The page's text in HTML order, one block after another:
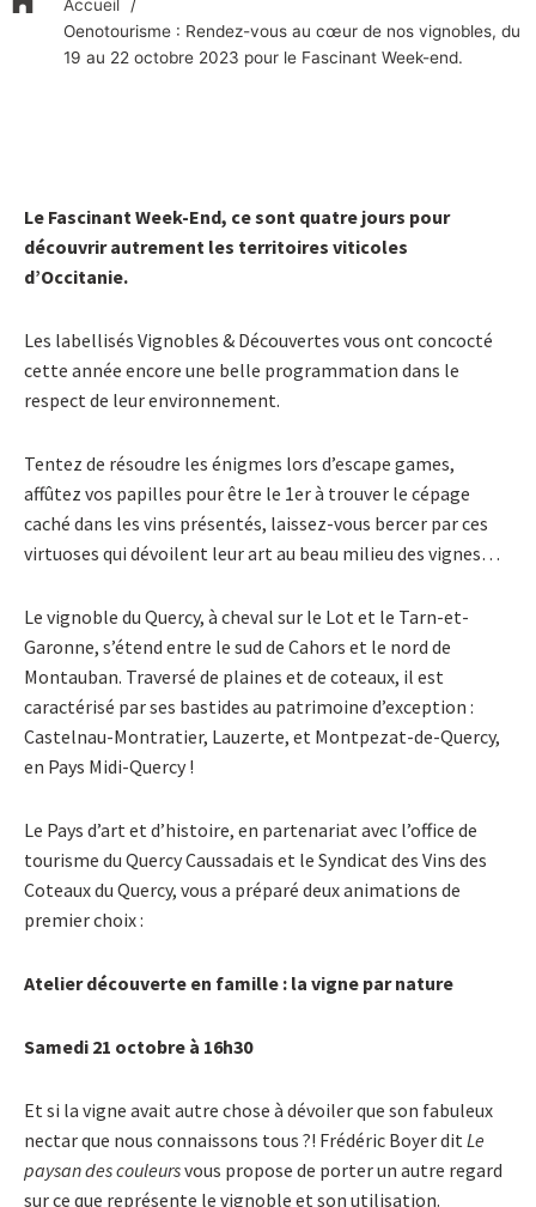
Accueil
Oenotourisme : Rendez-vous au cœur de nos vignobles, du
19 au 22 octobre 2023 pour le Fascinant Week-end.
Le Fascinant Week-End, ce sont quatre jours pour
découvrir autrement les territoires viticoles
d’Occitanie.
Les labellisés Vignobles & Découvertes vous ont concocté
cette année encore une belle programmation dans le
respect de leur environnement.
Tentez de résoudre les énigmes lors d’escape games,
affûtez vos papilles pour être le 1er à trouver le cépage
caché dans les vins présentés, laissez-vous bercer par ces
virtuoses qui dévoilent leur art au beau milieu des vignes…
Le vignoble du Quercy, à cheval sur le Lot et le Tarn-et-
Garonne, s’étend entre le sud de Cahors et le nord de
Montauban. Traversé de plaines et de coteaux, il est
caractérisé par ses bastides au patrimoine d’exception :
Castelnau-Montratier, Lauzerte, et Montpezat-de-Quercy,
en Pays Midi-Quercy !
Le Pays d’art et d’histoire, en partenariat avec l’office de
tourisme du Quercy Caussadais et le Syndicat des Vins des
Coteaux du Quercy, vous a préparé deux animations de
premier choix :
Atelier découverte en famille : la vigne par nature
Samedi 21 octobre à 16h30
Et si la vigne avait autre chose à dévoiler que son fabuleux
nectar que nous connaissons tous ?! Frédéric Boyer dit Le
paysan des couleursvous propose de porter un autre regard
sur ce que représente le vignoble et son utilisation.